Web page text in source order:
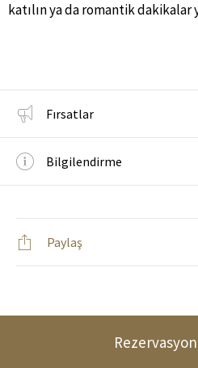
katılın ya da romantik dakikalar
Fırsatlar
Bilgilendirme
Paylaş